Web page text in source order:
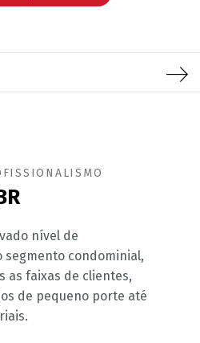
nível de
segmento condominial,
as faixas de clientes,
de pequeno porte até